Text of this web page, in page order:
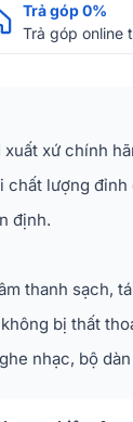
Trả góp 0%
Trả góp online
xứ chính
chất lượng đỉnh
định.
thanh sạch,
bị thất
nhạc, bộ